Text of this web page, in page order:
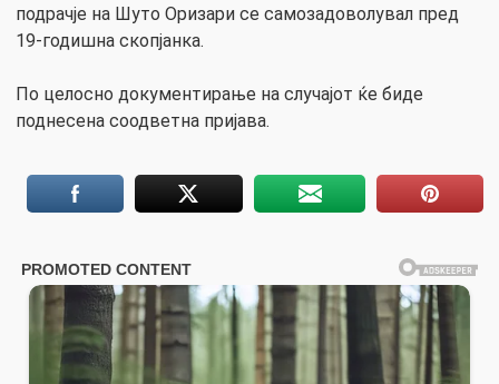
подрачје на Шуто Оризари се самозадоволувал пред
19-годишна скопјанка.
По целосно документирање на случајот ќе биде
поднесена соодветна пријава.